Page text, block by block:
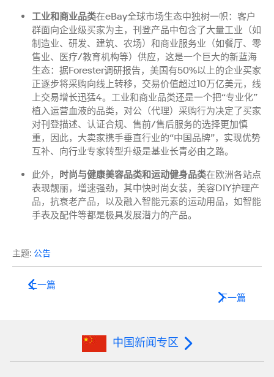
工业和商业品类在eBay全球市场生态中独树一帜：客户
群面向企业级买家为主，刊登产品中包含了大量工业（如
制造业、研发、建筑、农场）和商业服务业（如餐厅、零
售业、医疗/教育机构等）供应，这是一个巨大的新蓝海
生态：据Forester调研报告，美国有50%以上的企业买家
正逐步将采购向线上转移，交易价值超过10万亿美元，线
上交易增长迅猛4。工业和商业品类还是一个把“专业化”
植入运营血液的品类，对公（代理）采购行为决定了买家
对刊登描述、认证合规、售前/售后服务的选择更加慎
重，因此，大卖家携手垂直行业的“中国品牌”，实现优势
互补、向行业专家转型升级是基业长青必由之路。
此外， 时尚与健康美容品类和运动健身品类在欧洲各站点
表现靓丽，增速强劲，其中快时尚女装，美容DIY护理产
品，抗衰老产品，以及融入智能元素的运动用品，如智能
手表及配件等都是极具发展潜力的产品。
主题: 公告
上一篇
下一篇
中国新闻专区